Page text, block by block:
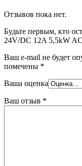
Отзывов пока нет.
Будьте первым, кто
24V/DC 12A 5,5kW
Ваш e-mail не будет
помечены *
Ваша оценка
Ваш отзыв *